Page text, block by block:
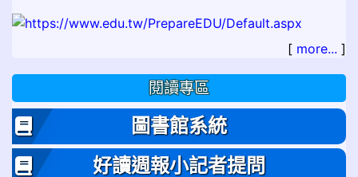
[ more... ]
閱讀專區
圖書館系統
好讀週報小記者提問